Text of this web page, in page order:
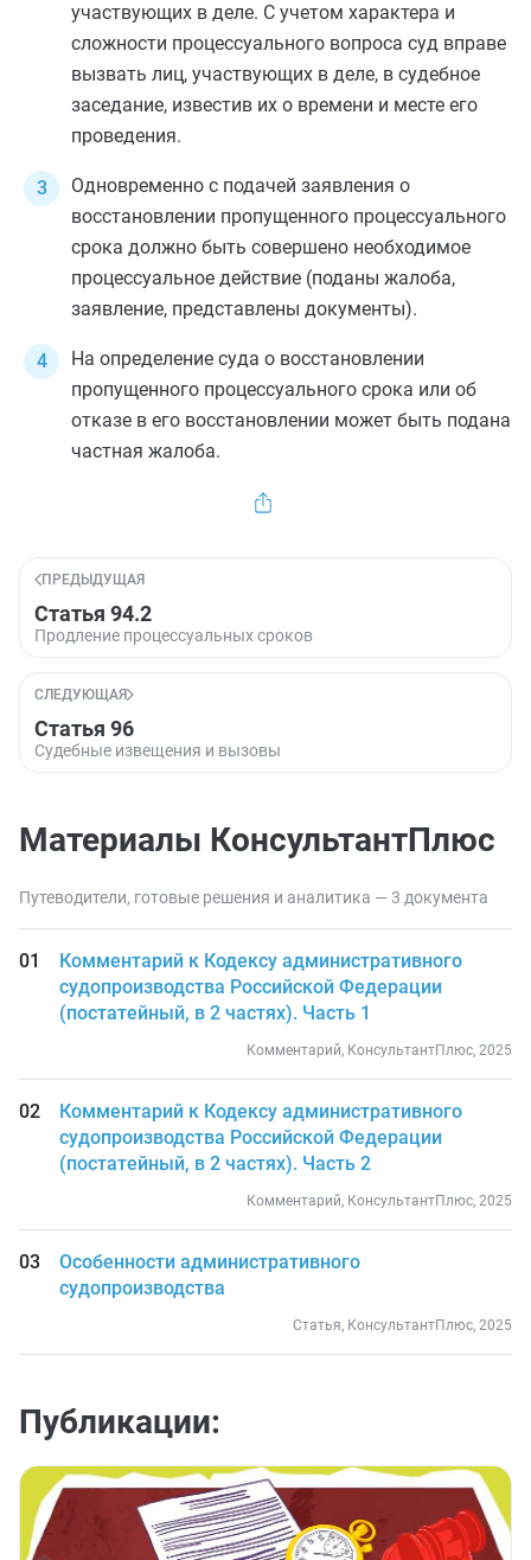
участвующих в деле. С учетом характера и
сложности процессуального вопроса суд вправе
вызвать лиц, участвующих в деле, в судебное
заседание, известив их о времени и месте его
проведения.
Одновременно с подачей заявления о
восстановлении пропущенного процессуального
срока должно быть совершено необходимое
процессуальное действие (поданы жалоба,
заявление, представлены документы).
На определение суда о восстановлении
пропущенного процессуального срока или об
отказе в его восстановлении может быть подана
частная жалоба.
ПРЕДЫДУЩАЯ
Статья 94.2
Продление процессуальных сроков
СЛЕДУЮЩАЯ
Статья 96
Судебные извещения и вызовы
Материалы КонсультантПлюс
Путеводители, готовые решения и аналитика — 3 документа
Комментарий к Кодексу административного
судопроизводства Российской Федерации
(постатейный, в 2 частях). Часть 1
Комментарий, КонсультантПлюс, 2025
Комментарий к Кодексу административного
судопроизводства Российской Федерации
(постатейный, в 2 частях). Часть 2
Комментарий, КонсультантПлюс, 2025
Особенности административного
судопроизводства
Статья, КонсультантПлюс, 2025
Публикации: